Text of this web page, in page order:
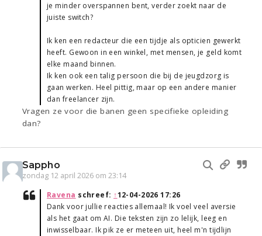
je minder overspannen bent, verder zoekt naar de
juiste switch?
Ik ken een redacteur die een tijdje als opticien gewerkt
heeft. Gewoon in een winkel, met mensen, je geld komt
elke maand binnen.
Ik ken ook een talig persoon die bij de jeugdzorg is
gaan werken. Heel pittig, maar op een andere manier
dan freelancer zijn.
Vragen ze voor die banen geen specifieke opleiding
dan?
Sappho
zondag 12 april 2026 om 23:14
Ravena schreef: ↑12-04-2026 17:26
Dank voor jullie reacties allemaal! Ik voel veel aversie
als het gaat om AI. Die teksten zijn zo lelijk, leeg en
inwisselbaar. Ik pik ze er meteen uit, heel m'n tijdlijn